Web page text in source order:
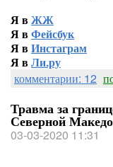
Я вЖЖ
Я вФейсбук
Я вИнстаграм
Я вЛи.ру
комментарии: 12
Травма за
Северной
03-03-2020 11:31